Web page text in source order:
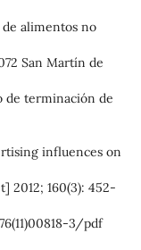
de alimentos no
San Martín de
de terminación de
influences on
2012; 160(3): 452-
3/pdf